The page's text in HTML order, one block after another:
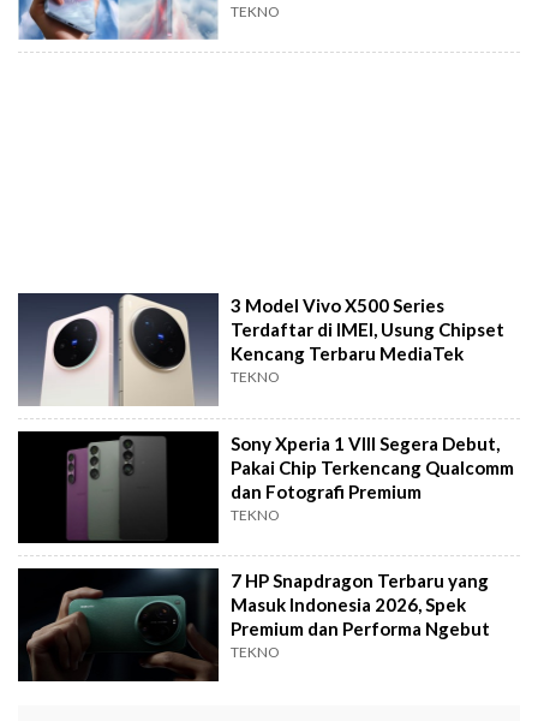
TEKNO
3 Model Vivo X500 Series
Terdaftar di IMEI, Usung Chipset
Kencang Terbaru MediaTek
TEKNO
Sony Xperia 1 VIII Segera Debut,
Pakai Chip Terkencang Qualcomm
dan Fotografi Premium
TEKNO
7 HP Snapdragon Terbaru yang
Masuk Indonesia 2026, Spek
Premium dan Performa Ngebut
TEKNO